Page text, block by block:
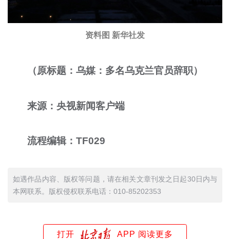
资料图 新华社发
（原标题：乌媒：多名乌克兰官员辞职）
来源：央视新闻客户端
流程编辑：TF029
如遇作品内容、版权等问题，请在相关文章刊发之日起30日内与
本网联系。版权侵权联系电话：010-85202353
打开 APP 阅读更多